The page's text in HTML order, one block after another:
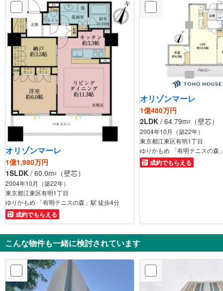
オリゾンマーレ
1億1,980万円
1SLDK / 60.0m2 （壁芯）
2004年10月（築22年）
東京都江東区有明1丁目
ゆりかもめ 「有明テニスの森」駅 徒歩4分
成約でもらえる
オリゾンマーレ
1億480万円
2LDK / 64.79m2 （壁芯）
2004年10月（築22年）
東京都江東区有明1丁目
ゆりかもめ 「有明テニスの森
成約でもらえる
こんな物件も一緒に検討されています